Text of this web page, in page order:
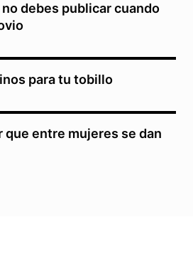
debes publicar cuando
para tu tobillo
que entre mujeres se dan